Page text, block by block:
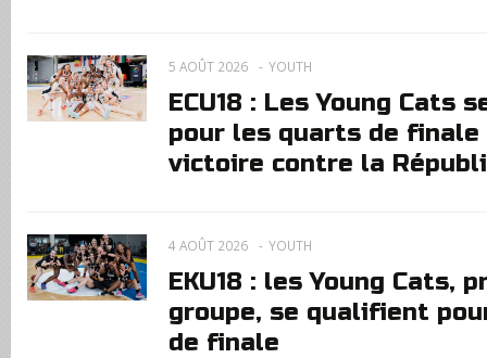
5 AOÛT 2026 YOUTH
ECU18 : Les Young Cats
pour les quarts de finale
victoire contre la
4 AOÛT 2026 YOUTH
EKU18 : les Young Cats,
groupe, se qualifient
de finale